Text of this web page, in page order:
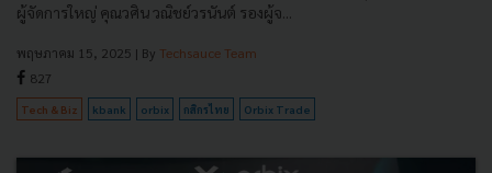
ผู้จัดการใหญ่ คุณวศิน วณิชย์วรนันต์ รองผู้จ...
พฤษภาคม 15, 2025 | By Techsauce Team
827
Tech & Biz kbank orbix กสิกรไทย Orbix Trade